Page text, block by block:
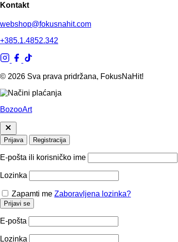
Kontakt
webshop@fokusnahit.com
+385.1.4852.342
© 2026 Sva prava pridržana, FokusNaHit!
BozooArt
Prijava Registracija
E-pošta ili korisničko ime
Lozinka
Zapamti me Zaboravljena lozinka?
Prijavi se
E-pošta
Lozinka